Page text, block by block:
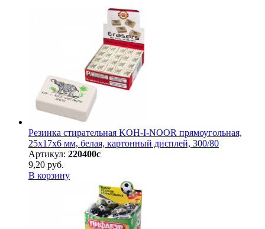
Резинка стирательная KOH-I-NOOR прямоугольная,
25х17х6 мм, белая, картонный дисплей, 300/80
Артикул: 220400с
9,20 руб.
В корзину